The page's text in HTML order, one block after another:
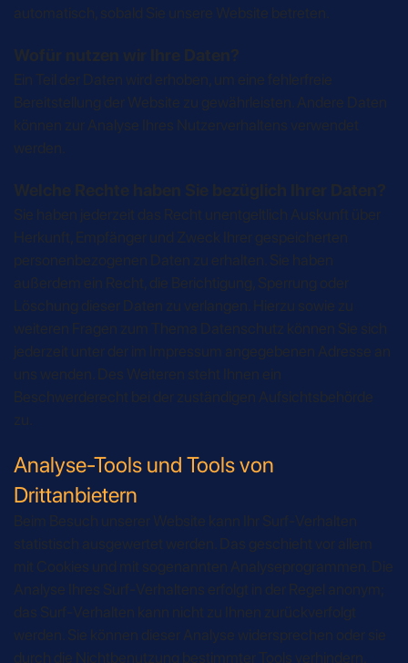
automatisch, sobald Sie unsere Website betreten.
Wofür nutzen wir Ihre Daten?
Ein Teil der Daten wird erhoben, um eine fehlerfreie
Bereitstellung der Website zu gewährleisten. Andere Daten
können zur Analyse Ihres Nutzerverhaltens verwendet
werden.
Welche Rechte haben Sie bezüglich Ihrer Daten?
Sie haben jederzeit das Recht unentgeltlich Auskunft über
Herkunft, Empfänger und Zweck Ihrer gespeicherten
personenbezogenen Daten zu erhalten. Sie haben
außerdem ein Recht, die Berichtigung, Sperrung oder
Löschung dieser Daten zu verlangen. Hierzu sowie zu
weiteren Fragen zum Thema Datenschutz können Sie sich
jederzeit unter der im Impressum angegebenen Adresse an
uns wenden. Des Weiteren steht Ihnen ein
Beschwerderecht bei der zuständigen Aufsichtsbehörde
zu.
Analyse-Tools und Tools von
Drittanbietern
Beim Besuch unserer Website kann Ihr Surf-Verhalten
statistisch ausgewertet werden. Das geschieht vor allem
mit Cookies und mit sogenannten Analyseprogrammen. Die
Analyse Ihres Surf-Verhaltens erfolgt in der Regel anonym;
das Surf-Verhalten kann nicht zu Ihnen zurückverfolgt
werden. Sie können dieser Analyse widersprechen oder sie
durch die Nichtbenutzung bestimmter Tools verhindern.